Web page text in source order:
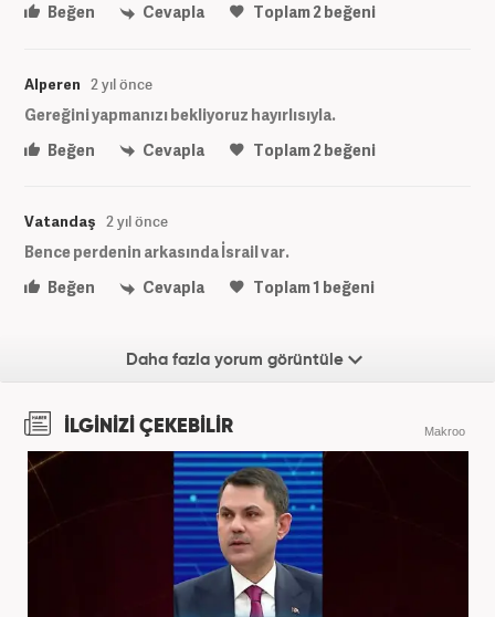
Beğen
Cevapla Toplam2beğeni
Alperen 2 yıl önce
Gereğini yapmanızı bekliyoruz hayırlısıyla.
Beğen
Cevapla Toplam2 beğeni
Vatandaş 2 yıl önce
Bence perdenin arkasında İsrail var.
Beğen
Cevapla Toplam1 beğeni
Daha fazla yorum görüntüle
İLGİNİZİ ÇEKEBİLİR Makroo